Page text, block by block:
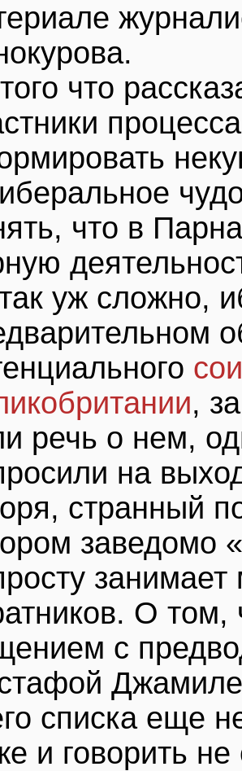
что
что в
уж сложно,
,
речь о нем,
на
странный
заведомо
занимает
О том,
с
списка еще
и говорить не